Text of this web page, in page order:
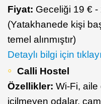
Fiyat: Geceliği 19 € -
(Yatakhanede kişi
temel alınmıştır)
Detaylı bilgi için
Calli Hostel
Özellikler: Wi-Fi, aile
içilmeyen odalar,